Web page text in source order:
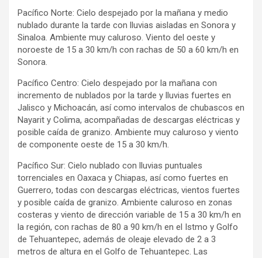
Pacífico Norte: Cielo despejado por la mañana y medio
nublado durante la tarde con lluvias aisladas en Sonora y
Sinaloa. Ambiente muy caluroso. Viento del oeste y
noroeste de 15 a 30 km/h con rachas de 50 a 60 km/h en
Sonora.
Pacífico Centro: Cielo despejado por la mañana con
incremento de nublados por la tarde y lluvias fuertes en
Jalisco y Michoacán, así como intervalos de chubascos en
Nayarit y Colima, acompañadas de descargas eléctricas y
posible caída de granizo. Ambiente muy caluroso y viento
de componente oeste de 15 a 30 km/h.
Pacífico Sur: Cielo nublado con lluvias puntuales
torrenciales en Oaxaca y Chiapas, así como fuertes en
Guerrero, todas con descargas eléctricas, vientos fuertes
y posible caída de granizo. Ambiente caluroso en zonas
costeras y viento de dirección variable de 15 a 30 km/h en
la región, con rachas de 80 a 90 km/h en el Istmo y Golfo
de Tehuantepec, además de oleaje elevado de 2 a 3
metros de altura en el Golfo de Tehuantepec. Las